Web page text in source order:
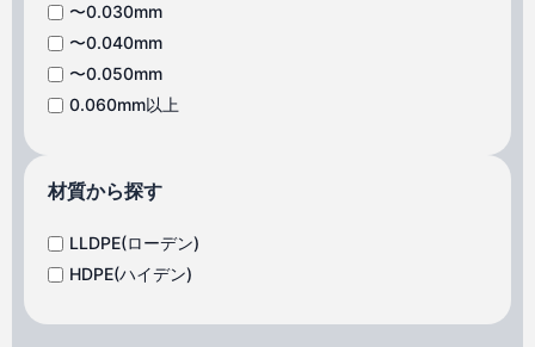
〜0.030mm
〜0.040mm
〜0.050mm
0.060mm以上
材質から探す
LLDPE(ローデン)
HDPE(ハイデン)